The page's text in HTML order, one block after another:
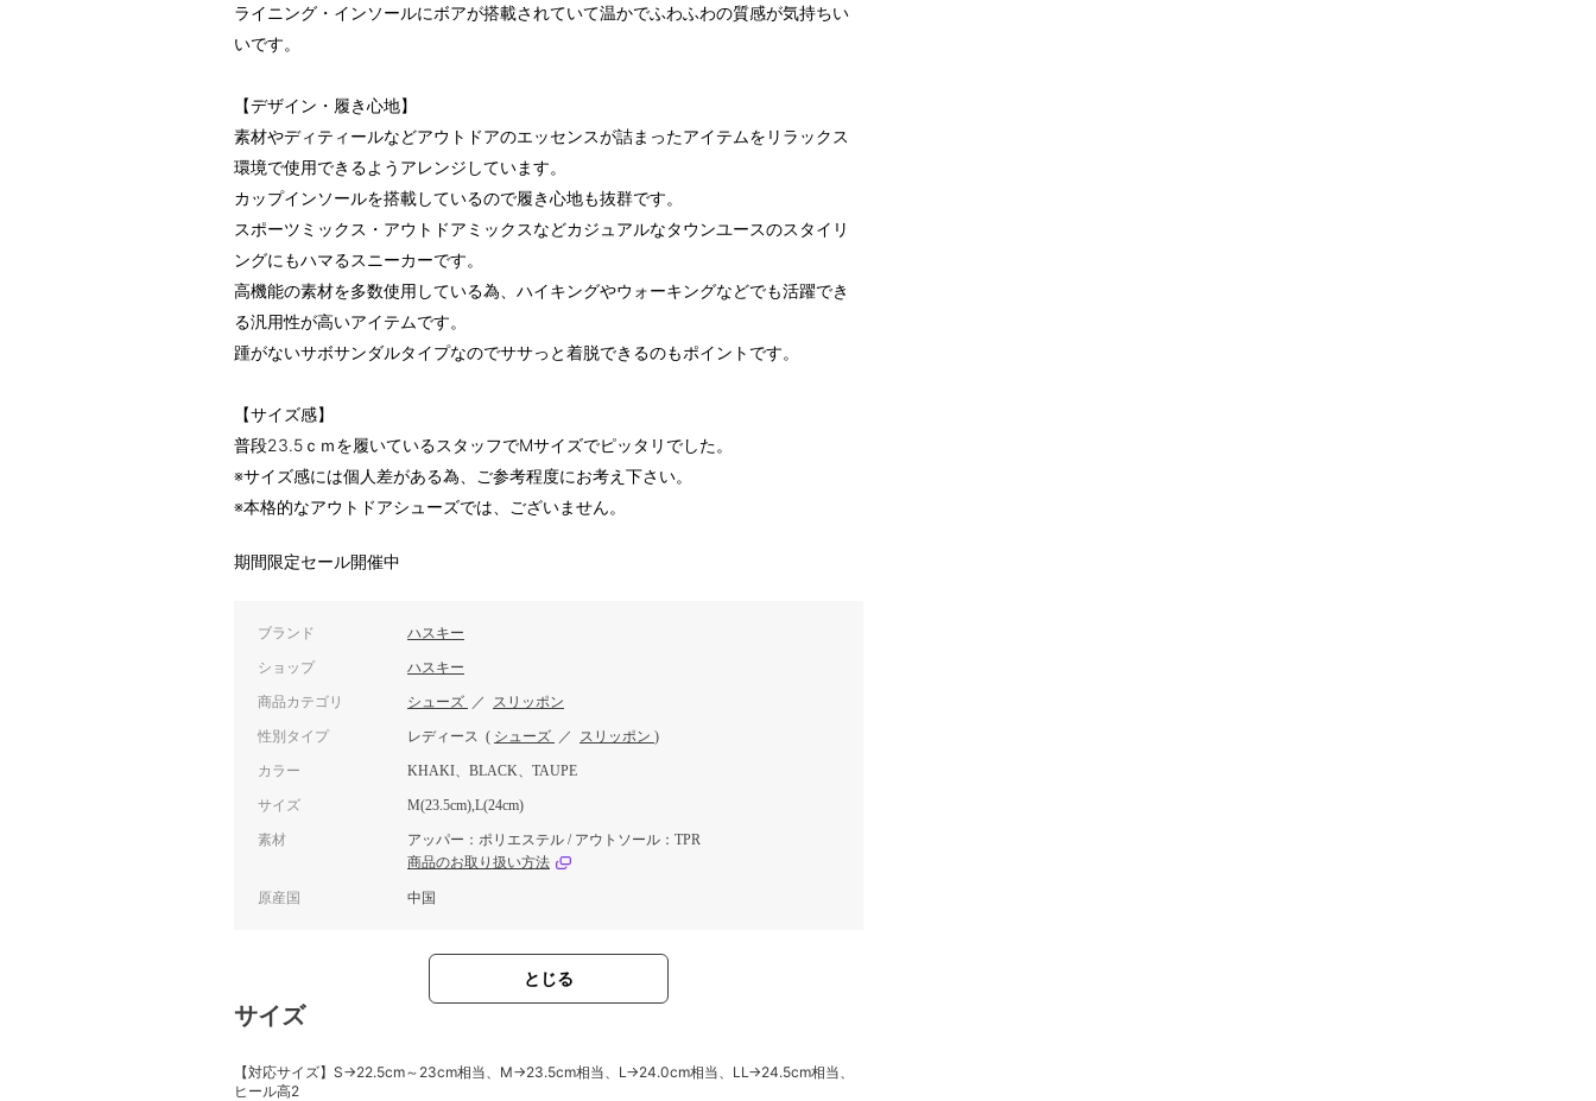
ライニング・インソールにボアが搭載されていて温かでふわふわの質感が気持ちい
いです。
【デザイン・履き心地】
素材やディティールなどアウトドアのエッセンスが詰まったアイテムをリラックス
環境で使用できるようアレンジしています。
カップインソールを搭載しているので履き心地も抜群です。
スポーツミックス・アウトドアミックスなどカジュアルなタウンユースのスタイリ
ングにもハマるスニーカーです。
高機能の素材を多数使用している為、ハイキングやウォーキングなどでも活躍でき
る汎用性が高いアイテムです。
踵がないサボサンダルタイプなのでササっと着脱できるのもポイントです。
【サイズ感】
普段23.5ｃｍを履いているスタッフでMサイズでピッタリでした。
※サイズ感には個人差がある為、ご参考程度にお考え下さい。
※本格的なアウトドアシューズでは、ございません。
期間限定セール開催中
ブランド ハスキー
ショップ ハスキー
商品カテゴリ シューズ ／ スリッポン
性別タイプ レディース ( シューズ ／ スリッポン )
カラー KHAKI、BLACK、TAUPE
サイズ M(23.5cm),L(24cm)
素材
アッパー：ポリエステル / アウトソール：TPR
商品のお取り扱い方法
原産国 中国
とじる
サイズ
【対応サイズ】S→22.5cm～23cm相当、M→23.5cm相当、L→24.0cm相当、LL→24.5cm相当、
ヒール高2